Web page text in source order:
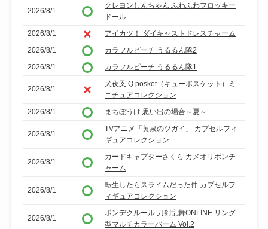
2026/8/1
クレヨンしんちゃん ふわふわフロッキー
ドール
2026/8/1
アイカツ！ ダイキャストドレスチャーム
2026/8/1
カラフルピーチ うるるん隊2
2026/8/1
カラフルピーチ うるるん隊1
2026/8/1
犬夜叉 Q posket（キューポスケット）ミ
ニチュアコレクション
2026/8/1
まちぼうけ 思い出の場合～夏～
2026/8/1
TVアニメ「黄泉のツガイ」 カプセルフィ
ギュアコレクション
2026/8/1
カードキャプターさくら カメオリボンチ
ャーム
2026/8/1
転生したらスライムだった件 カプセルフ
ィギュアコレクション
2026/8/1
ポンデクルール 刀剣乱舞ONLINE リング
型マルチカラーバーム Vol.2